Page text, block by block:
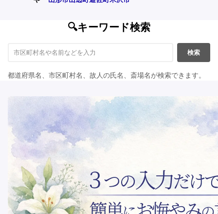
🔍キーワード検索
検索
都道府県名、市区町村名、故人の氏名、斎場名が検索できます。